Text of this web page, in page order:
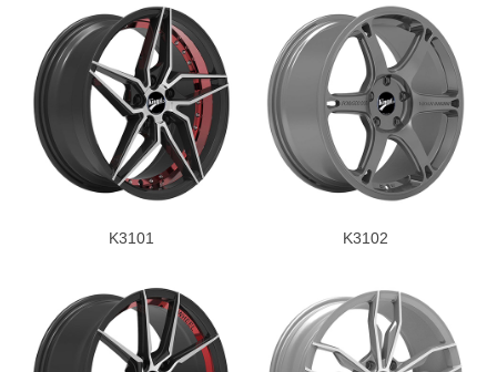
K3101 K3102